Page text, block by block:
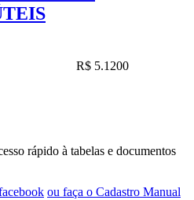
R$ 5.1200
rápido à tabelas e documentos
ou faça o Cadastro Manual